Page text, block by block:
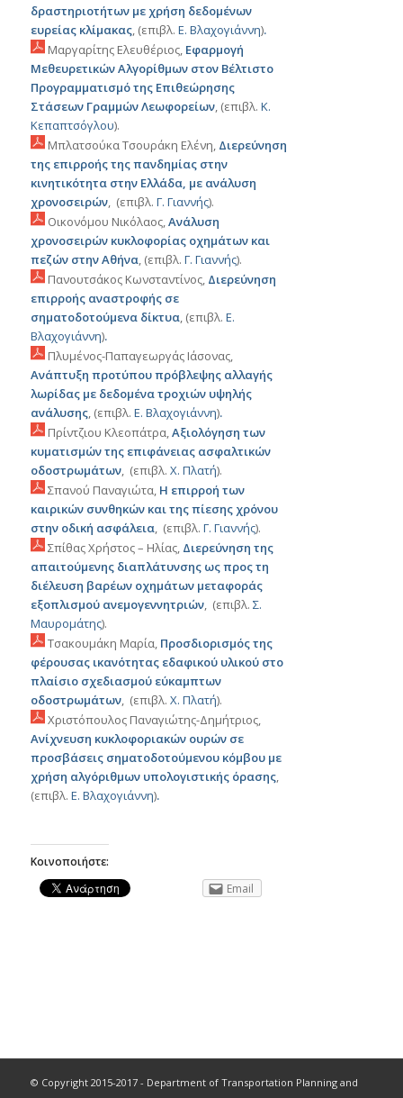
δραστηριοτήτων με χρήση δεδομένων
ευρείας κλίμακας, (επιβλ. Ε. Βλαχογιάννη).
Μαργαρίτης Ελευθέριος, Εφαρμογή
Μεθευρετικών Αλγορίθμων στον Βέλτιστο
Προγραμματισμό της Επιθεώρησης
Στάσεων Γραμμών Λεωφορείων, (επιβλ. Κ.
Κεπαπτσόγλου).
Μπλατσούκα Τσουράκη Ελένη, Διερεύνηση
της επιρροής της πανδημίας στην
κινητικότητα στην Ελλάδα, με ανάλυση
χρονοσειρών, (επιβλ. Γ. Γιαννής).
Οικονόμου Νικόλαος,Ανάλυση
χρονοσειρών κυκλοφορίας οχημάτων και
πεζών στην Αθήνα, (επιβλ. Γ. Γιαννής).
Πανουτσάκος Κωνσταντίνος, Διερεύνηση
επιρροής αναστροφής σε
σηματοδοτούμενα δίκτυα, (επιβλ. Ε.
Βλαχογιάννη).
Πλυμένος-Παπαγεωργάς Ιάσoνας,
Ανάπτυξη προτύπου πρόβλεψης αλλαγής
λωρίδας με δεδομένα τροχιών υψηλής
ανάλυσης, (επιβλ. Ε. Βλαχογιάννη).
Πρίντζιου Κλεοπάτρα,Αξιολόγηση των
κυματισμών της επιφάνειας ασφαλτικών
οδοστρωμάτων, (επιβλ. Χ. Πλατή).
Σπανού Παναγιώτα,Η επιρροή των
καιρικών συνθηκών και της πίεσης χρόνου
στην οδική ασφάλεια, (επιβλ. Γ. Γιαννής).
Σπίθας Χρήστος – Ηλίας, Διερεύνηση της
απαιτούμενης διαπλάτυνσης ως προς τη
διέλευση βαρέων οχημάτων μεταφοράς
εξοπλισμού ανεμογεννητριών, (επιβλ. Σ.
Μαυρομάτης).
Τσακουμάκη Μαρία, Προσδιορισμός της
φέρουσας ικανότητας εδαφικού υλικού στο
πλαίσιο σχεδιασμού εύκαμπτων
οδοστρωμάτων, (επιβλ. Χ. Πλατή).
Χριστόπουλος Παναγιώτης-Δημήτριος,
Ανίχνευση κυκλοφοριακών ουρών σε
προσβάσεις σηματοδοτούμενου κόμβου με
χρήση αλγόριθμων υπολογιστικής όρασης,
(επιβλ. Ε. Βλαχογιάννη).
Κοινοποιήστε:
Email
© Copyright 2015-2017 - Department of Transportation Planning and